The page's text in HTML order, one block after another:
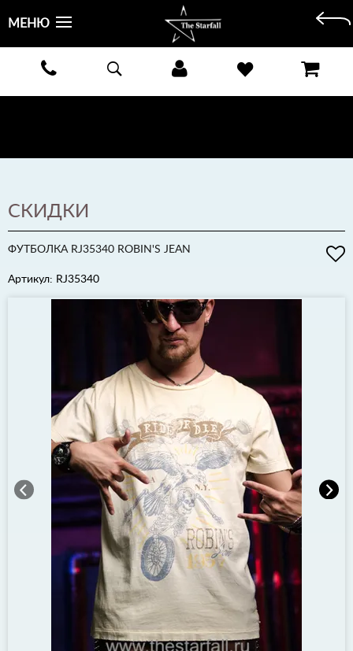
БЕСПЛАТНАЯ ДОСТАВКА КУРЬЕРОМ ИЛИ ПОЧТОЙ ПО ВСЕЙ РОССИИ! ОПЛАТА ПРИ ПОЛУЧЕНИИ
ПОДРОБНЕЕ >
МЕНЮ
СКИДКИ
ФУТБОЛКА RJ35340 ROBIN'S JEAN
Артикул: RJ35340